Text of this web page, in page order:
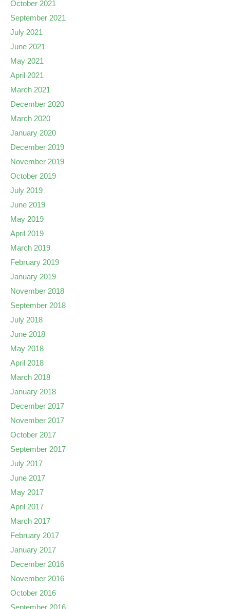
October 2021
September 2021
July 2021
June 2021
May 2021
April 2021
March 2021
December 2020
March 2020
January 2020
December 2019
November 2019
October 2019
July 2019
June 2019
May 2019
April 2019
March 2019
February 2019
January 2019
November 2018
September 2018
July 2018
June 2018
May 2018
April 2018
March 2018
January 2018
December 2017
November 2017
October 2017
September 2017
July 2017
June 2017
May 2017
April 2017
March 2017
February 2017
January 2017
December 2016
November 2016
October 2016
September 2016